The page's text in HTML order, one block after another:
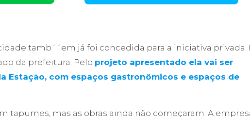
tamb´´em já foi concedida para a iniciativa privada.
da prefeitura. Pelo projeto apresentado ela vai ser
Estação, com espaços gastronômicos e espaços de
tapumes, mas as obras ainda não começaram. A